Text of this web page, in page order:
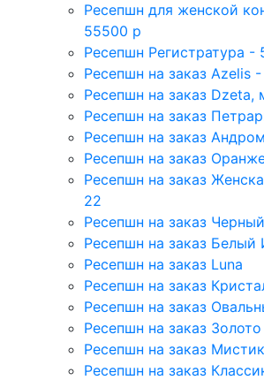
Ресепшн для женской
55500 р
Ресепшн Регистратура -
Ресепшн на заказ Azelis
Ресепшн на заказ Dzeta,
Ресепшн на заказ
Ресепшн на заказ
Ресепшн на заказ
Ресепшн на заказ
22
Ресепшн на заказ
Ресепшн на заказ Белый
Ресепшн на заказ Luna
Ресепшн на заказ
Ресепшн на заказ
Ресепшн на заказ
Ресепшн на заказ Мистик
Ресепшн на заказ